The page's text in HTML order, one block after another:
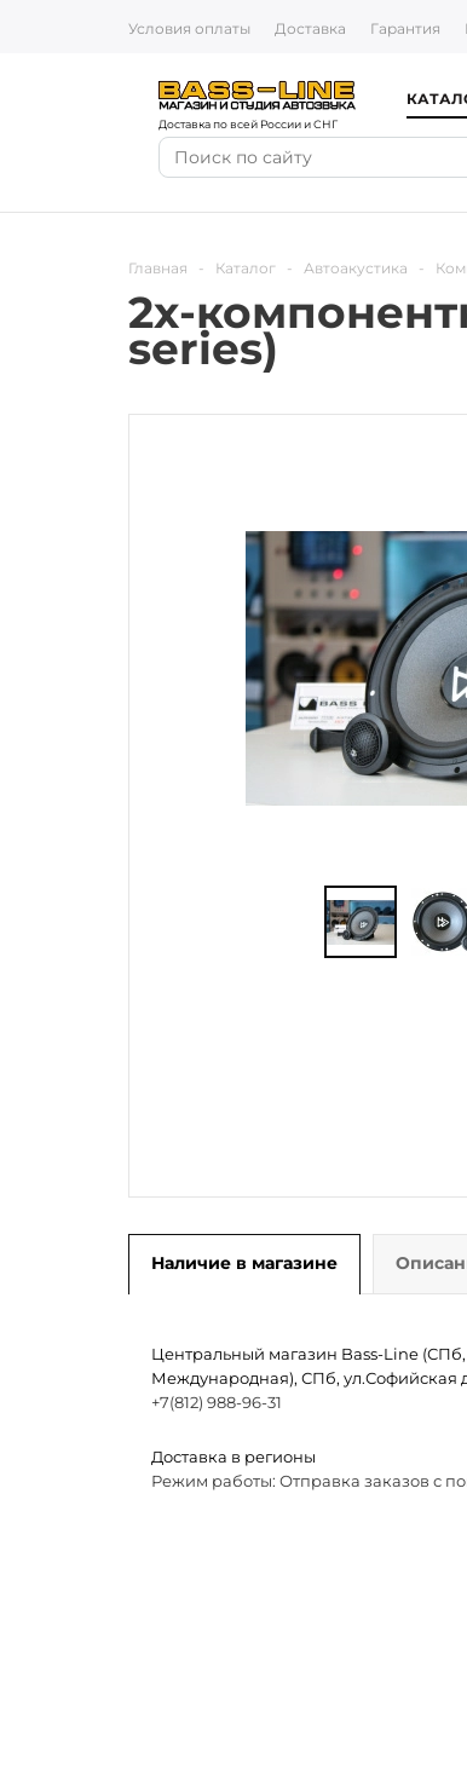
Условия оплаты Доставка Гарантия
Доставка по всей России и СНГ
Главная - Каталог - Автоакустика -
2х-
series)
Наличие в магазине
Центральный магазин Bass-Line (СПб,
Международная), СПб, ул.Софийская
+7(812) 988-96-31
Доставка в регионы
Режим работы: Отправка заказов с